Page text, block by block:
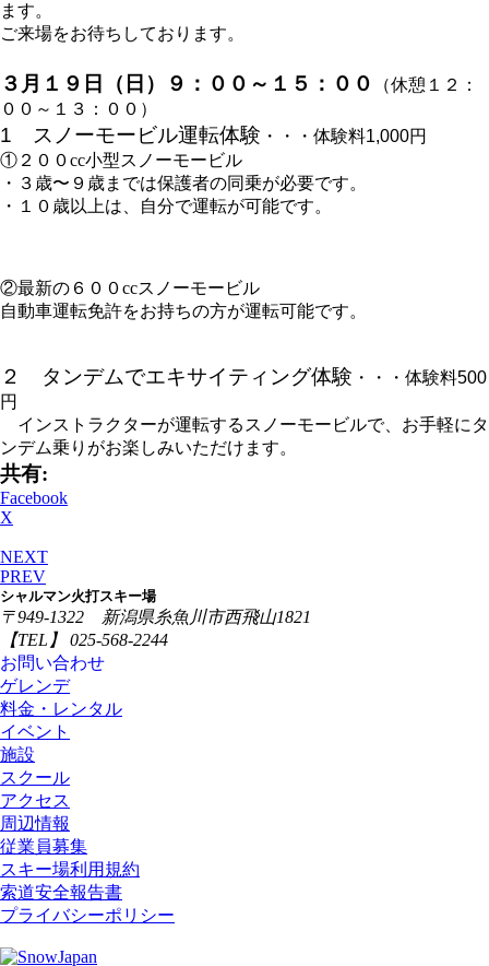
ます。
ご来場をお待ちしております。
３月１９日（日）９：００～１５：００
（休憩１２：
００～１３：００）
1 スノーモービル運転体験 ・・・体験料1,000円
①２００cc小型スノーモービル
・３歳〜９歳までは保護者の同乗が必要です。
・１０歳以上は、自分で運転が可能です。
②最新の６００ccスノーモービル
自動車運転免許をお持ちの方が運転可能です。
２ タンデムでエキサイティング体験 ・・・体験料500
円
インストラクターが運転するスノーモービルで、お手軽にタ
ンデム乗りがお楽しみいただけます。
共有:
Facebook
X
NEXT
PREV
シャルマン火打スキー場
〒949-1322 新潟県糸魚川市西飛山1821
【TEL】 025-568-2244
お問い合わせ
ゲレンデ
料金・レンタル
イベント
施設
スクール
アクセス
周辺情報
従業員募集
スキー場利用規約
索道安全報告書
プライバシーポリシー